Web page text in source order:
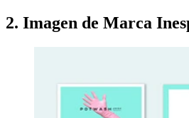
2. Imagen de Marca